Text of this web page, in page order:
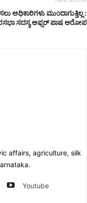
ಅಧಿಕಾರಿಗಳು ಮುಂದಾಗುತ್ತಿಲ್ಲ :
ಸದಸ್ಯ ಅಫ್ಸರ್ ಪಾಷ ಆರೋಪ
affairs, agriculture, silk
Youtube